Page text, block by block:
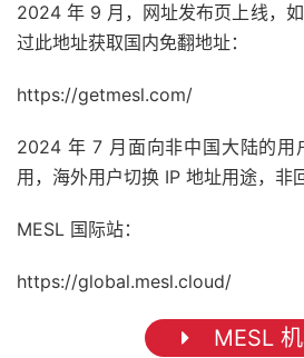
2024 年 9 月，网址发布页上线，
过此地址获取国内免翻地址：
https://getmesl.com/
2024 年 7 月面向非中国大陆的用
用，海外用户切换 IP 地址用途，非
MESL 国际站：
https://global.mesl.cloud/
MESL